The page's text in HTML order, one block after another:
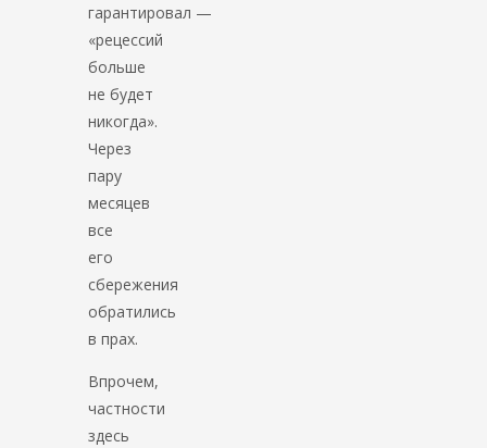
гарантировал —
«рецессий
больше
не будет
никогда».
Через
пару
месяцев
все
его
сбережения
обратились
в прах.
Впрочем,
частности
здесь